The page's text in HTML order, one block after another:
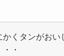
かくタンがおい
・・